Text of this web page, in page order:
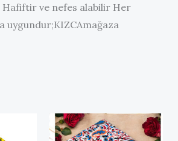
Hafiftir ve nefes alabilir Her
uygundur;KIZCAmağaza